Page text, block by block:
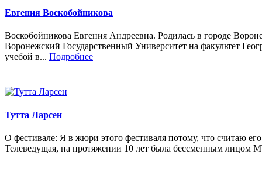
Евгения Воскобойникова
Воскобойникова Евгения Андреевна. Родилась в городе
Воронежский Государственный Университет на факультет
учебой в... Подробнее
Тутта Ларсен
О фестивале: Я в жюри этого фестиваля потому, что считаю
Телеведущая, на протяжении 10 лет была бессменным лицом